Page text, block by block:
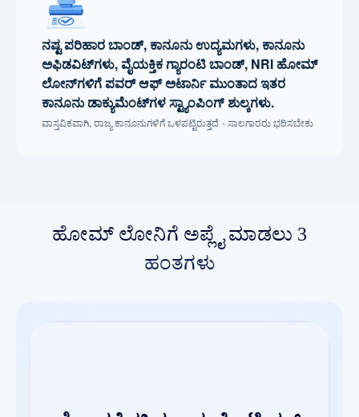
ನಷ್ಟ ಪರಿಹಾರ ಬಾಂಡ್, ಕಾನೂನು ಉದ್ಯಮಗಳು, ಕಾನೂನು
ಅಫಿಡವಿಟ್‌ಗಳು, ವೈಯಕ್ತಿಕ ಗ್ಯಾರಂಟಿ ಬಾಂಡ್, NRI ಹೋಮ್
ಲೋನ್‌ಗಳಿಗೆ ಪವರ್ ಆಫ್ ಅಟಾರ್ನಿ ಮುಂತಾದ ಇತರ
ಕಾನೂನು ಡಾಕ್ಯುಮೆಂಟ್‌ಗಳ ಸ್ಟ್ಯಾಂಪಿಂಗ್ ಶುಲ್ಕಗಳು.
ವಾಸ್ತವಿಕವಾಗಿ, ರಾಜ್ಯ ಕಾನೂನುಗಳಿಗೆ ಒಳಪಟ್ಟಿರುತ್ತದೆ - ಸಾಲಗಾರರು ಭರಿಸಬೇಕು
ಹೋಮ್ ಲೋನಿಗೆ ಅಪ್ಲೈ ಮಾಡಲು 3
ಹಂತಗಳು